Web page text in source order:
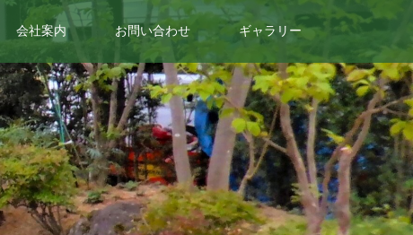
会社案内 お問い合わせ ギャラリー